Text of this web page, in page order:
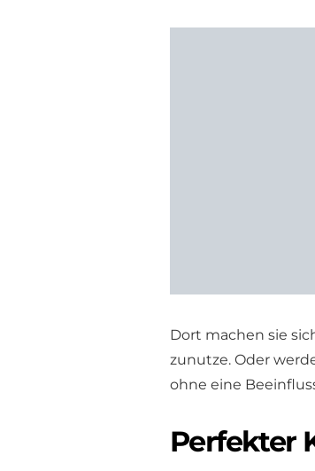
Dort machen sie
zunutze. Oder
ohne eine
Perfekter